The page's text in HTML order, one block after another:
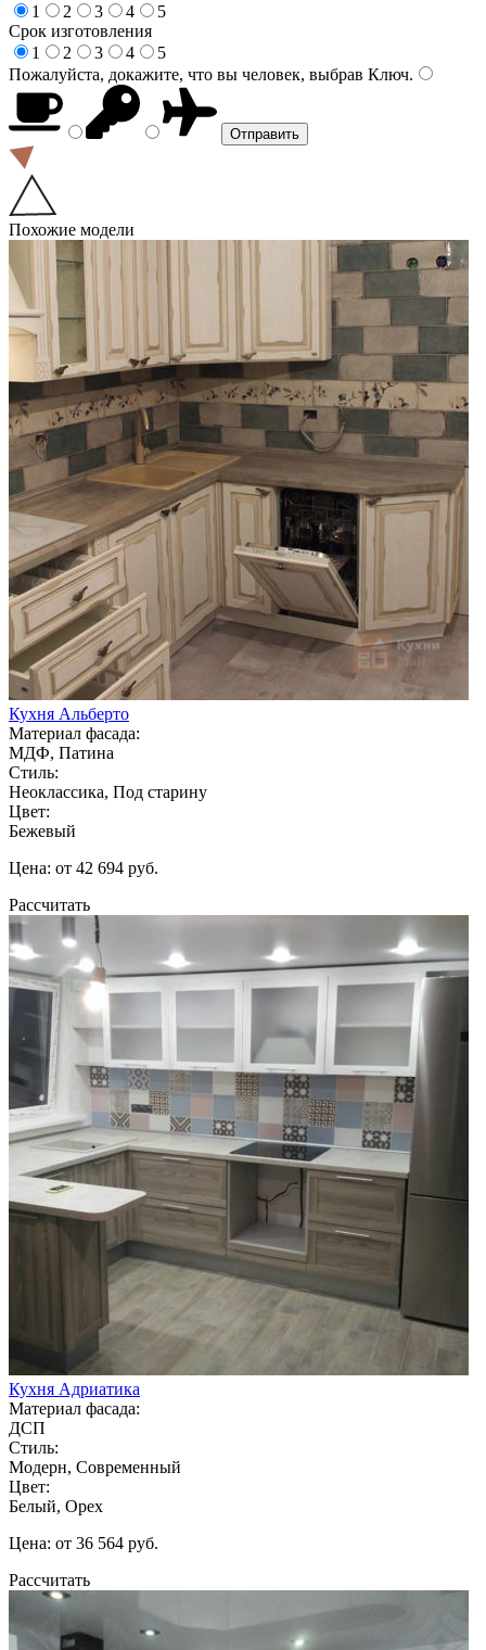
1
2 3 4
5
Срок изготовления
1
2 3 4
5
Пожалуйста, докажите, что вы человек, выбрав Ключ.
Похожие модели
Кухня Альберто
Материал фасада:
МДФ, Патина
Стиль:
Неоклассика, Под старину
Цвет:
Бежевый
Цена: от 42 694 руб.
Рассчитать
Кухня Адриатика
Материал фасада:
ДСП
Стиль:
Модерн, Современный
Цвет:
Белый, Орех
Цена: от 36 564 руб.
Рассчитать